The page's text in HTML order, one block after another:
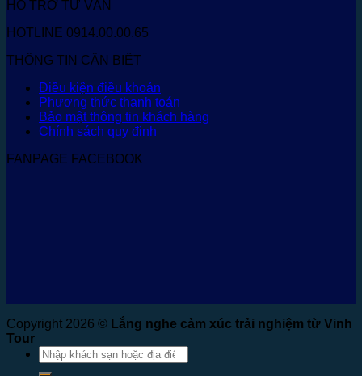
HỖ TRỢ TƯ VẤN
HOTLINE 0914.00.00.65
THÔNG TIN CẦN BIẾT
Điều kiện điều khoản
Phương thức thanh toán
Bảo mật thông tin khách hàng
Chính sách quy định
FANPAGE FACEBOOK
Copyright 2026 © Lắng nghe cảm xúc trải nghiệm từ Vinh
Tour
Tìm
kiếm: